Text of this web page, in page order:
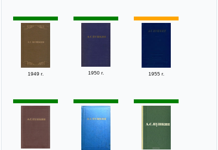
1949 г. 1950 г. 1955 г.